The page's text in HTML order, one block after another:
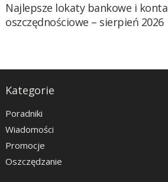
Najlepsze lokaty bankowe i konta
oszczędnościowe – sierpień 2026
Kategorie
Poradniki
Wiadomości
Promocje
Oszczędzanie